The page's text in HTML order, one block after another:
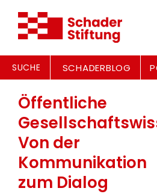
SUCHE SCHADERBLOG
Öffentliche
Von der
Kommunikation
zum Dialog